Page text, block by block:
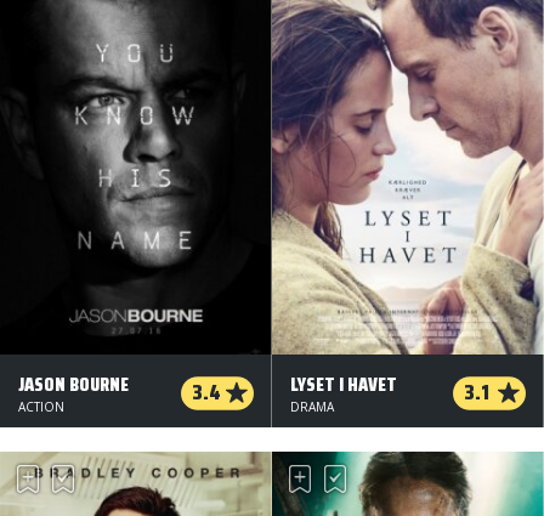
JASON BOURNE 3.4
ACTION
LYSET I HAVET 3.1
DRAMA